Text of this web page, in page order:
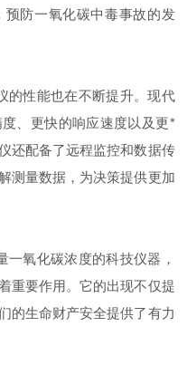
防一氧化碳中毒事故的发
的性能也在不断提升。现代
、更快的响应速度以及更*
还配备了远程监控和数据传
测量数据，为决策提供更加
氧化碳浓度的科技仪器，
重要作用。它的出现不仅提
的生命财产安全提供了有力